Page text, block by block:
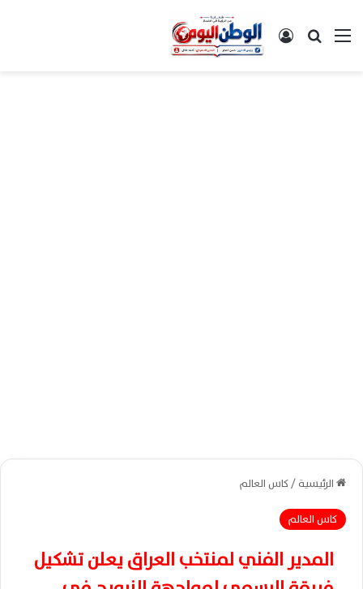
القائمةبحث عن تسجيل الدخول
الرئيسية/كاس العالم
كاس العالم
المدير الفني لمنتخب العراق يعلن تشكيل